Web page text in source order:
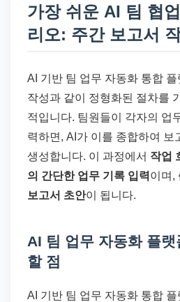
가장 쉬운 AI 팀 협
리오: 주간 보고서
AI 기반 팀 업무 자동화 통합
작성과 같이 정형화된 절차를
적입니다. 팀원들이 각자의 업
력하면, AI가 이를 종합하여 보
생성합니다. 이 과정에서 작업
의 간단한 업무 기록 입력 이며,
보고서 초안이 됩니다.
AI 팀 업무 자동화 플랫
할 점
AI 기반 팀 업무 자동화 통합